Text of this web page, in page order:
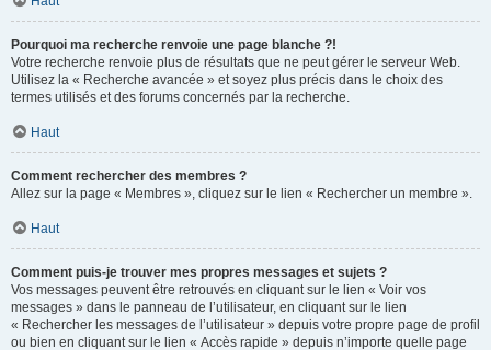
Pourquoi ma recherche renvoie une page blanche ?!
Votre recherche renvoie plus de résultats que ne peut gérer le serveur Web.
Utilisez la « Recherche avancée » et soyez plus précis dans le choix des
termes utilisés et des forums concernés par la recherche.
Haut
Comment rechercher des membres ?
Allez sur la page « Membres », cliquez sur le lien « Rechercher un membre ».
Haut
Comment puis-je trouver mes propres messages et sujets ?
Vos messages peuvent être retrouvés en cliquant sur le lien « Voir vos
messages » dans le panneau de l’utilisateur, en cliquant sur le lien
« Rechercher les messages de l’utilisateur » depuis votre propre page de profil
ou bien en cliquant sur le lien « Accès rapide » depuis n’importe quelle page